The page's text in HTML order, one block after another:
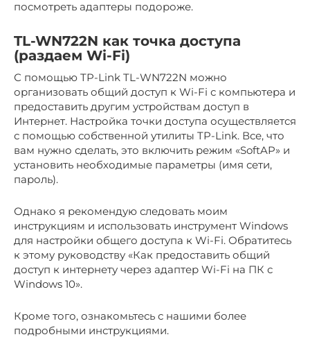
посмотреть адаптеры подороже.
TL-WN722N как точка доступа
(раздаем Wi-Fi)
С помощью TP-Link TL-WN722N можно
организовать общий доступ к Wi-Fi с компьютера и
предоставить другим устройствам доступ в
Интернет. Настройка точки доступа осуществляется
с помощью собственной утилиты TP-Link. Все, что
вам нужно сделать, это включить режим «SoftAP» и
установить необходимые параметры (имя сети,
пароль).
Однако я рекомендую следовать моим
инструкциям и использовать инструмент Windows
для настройки общего доступа к Wi-Fi. Обратитесь
к этому руководству «Как предоставить общий
доступ к интернету через адаптер Wi-Fi на ПК с
Windows 10».
Кроме того, ознакомьтесь с нашими более
подробными инструкциями.